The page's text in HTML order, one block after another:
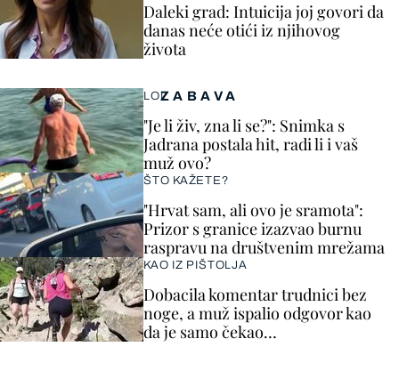
ZABAVA
LOL
"Je li živ, zna li se?": Snimka s
Jadrana postala hit, radi li i vaš
muž ovo?
ŠTO KAŽETE?
"Hrvat sam, ali ovo je sramota":
Prizor s granice izazvao burnu
raspravu na društvenim mrežama
KAO IZ PIŠTOLJA
Dobacila komentar trudnici bez
noge, a muž ispalio odgovor kao
da je samo čekao…
Daleki grad: Intuicija joj govori da
danas neće otići iz njihovog
života